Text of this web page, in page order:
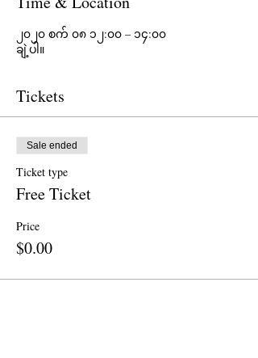
၂၀၂၀ စက် ၀၈ ၁၂:၀၀ – ၁၄:၀၀
ချဲ့ပါ။
Tickets
Sale ended
Ticket type
Free Ticket
Price
$0.00